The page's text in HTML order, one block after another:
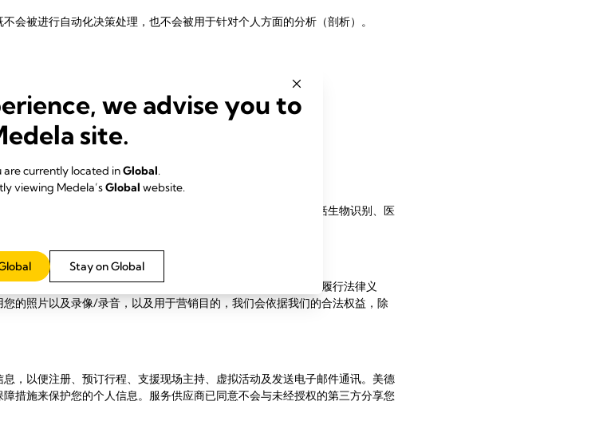
会被进行自动化决策处理，也不会被用于针对个人方面的分析（剖析）。
格尊严受到侵害或者人身、财产安全受到危害的个人信息，包括生物识别、医
分必要性的情况下，才会处理您的敏感个人信息。
信息，是基于履行参与美德乐研讨会的合约或合意。此外，为履行法律义
的照片以及录像/录音，以及用于营销目的，我们会依据我们的合法权益，除
，以便注册、预订行程、支援现场主持、虚拟活动及发送电子邮件通讯。美德
措施来保护您的个人信息。服务供应商已同意不会与未经授权的第三方分享您
we advise you to
site.
are currently located inGlobal.
viewing Medela’sGlobal website.
Stay on Global